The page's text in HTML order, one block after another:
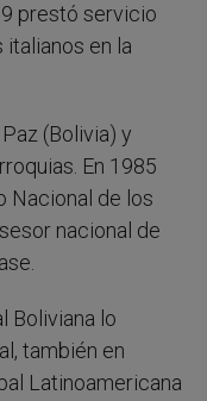
prestó servicio
en la
(Bolivia) y
En 1985
Nacional de los
nacional de
Boliviana lo
también en
Latinoamericana